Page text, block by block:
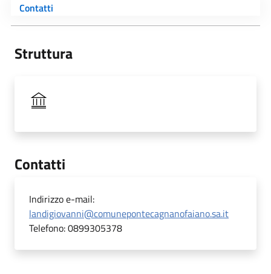
Contatti
Struttura
Contatti
Indirizzo e-mail:
landigiovanni@comunepontecagnanofaiano.sa.it
Telefono:0899305378